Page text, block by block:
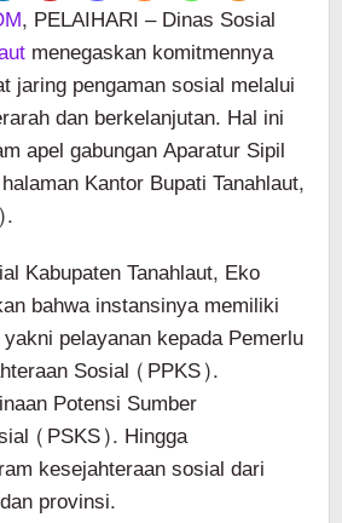
, PELAIHARI – Dinas Sosial
menegaskan komitmennya
jaring pengaman sosial melalui
dan berkelanjutan. Hal ini
apel gabungan Aparatur Sipil
Kantor Bupati Tanahlaut,
Kabupaten Tanahlaut, Eko
bahwa instansinya memiliki
pelayanan kepada Pemerlu
Sosial (PPKS).
Potensi Sumber
(PSKS). Hingga
kesejahteraan sosial dari
provinsi.